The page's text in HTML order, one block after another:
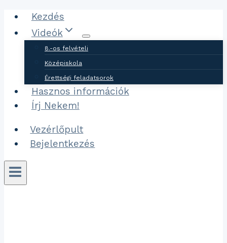
Ugrás
tartalomhoz
Kezdés
Videók
8.-os felvételi
Középiskola
Érettségi feladatsorok
Hasznos információk
Írj Nekem!
Vezérlőpult
Bejelentkezés